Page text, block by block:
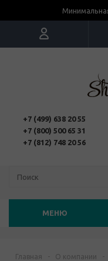
+7 (499) 638 20 55
+7 (800) 500 65 31
+7 (812) 748 20 56
МЕНЮ
Главная - О компании -